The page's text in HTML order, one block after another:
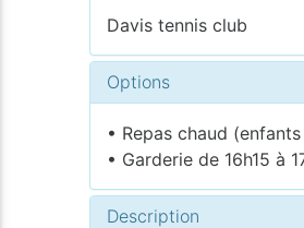
Davis tennis club
Options
• Repas chaud
• Garderie de 16h15 à
Description